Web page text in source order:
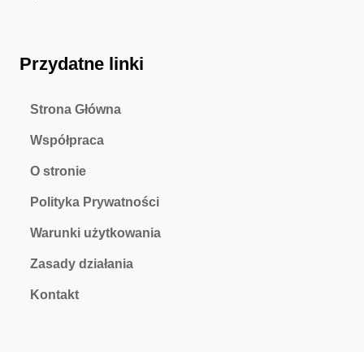
Przydatne linki
Strona Główna
Współpraca
O stronie
Polityka Prywatności
Warunki użytkowania
Zasady działania
Kontakt